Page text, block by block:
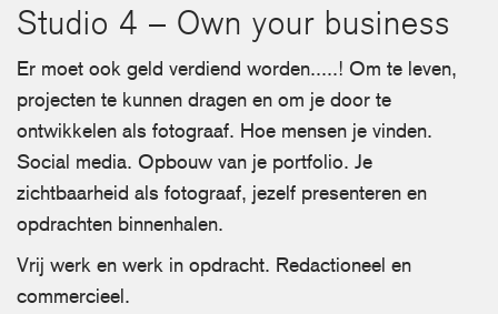
Studio 4 – Own your business
Er moet ook geld verdiend worden.....! Om te leven,
projecten te kunnen dragen en om je door te
ontwikkelen als fotograaf. Hoe mensen je vinden.
Social media. Opbouw van je portfolio. Je
zichtbaarheid als fotograaf, jezelf presenteren en
opdrachten binnenhalen.
Vrij werk en werk in opdracht. Redactioneel en
commercieel.